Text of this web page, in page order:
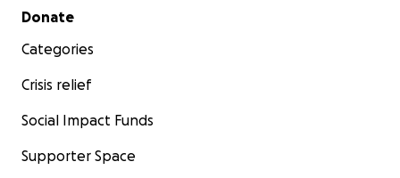
Secondary menu
Donate
Categories
Crisis relief
Social Impact Funds
Supporter Space